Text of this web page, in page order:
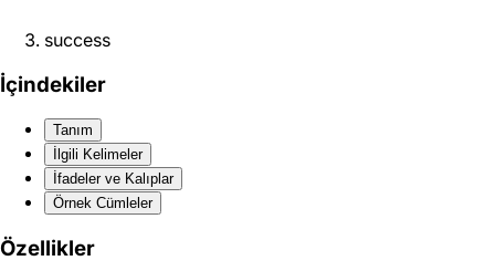
success
İçindekiler
Tanım
İlgili Kelimeler
İfadeler ve Kalıplar
Örnek Cümleler
Özellikler